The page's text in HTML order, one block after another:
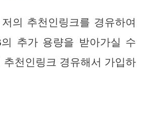
의 추천인링크를 경유하여
추가 용량을 받아가실 수
추천인링크 경유해서 가입하